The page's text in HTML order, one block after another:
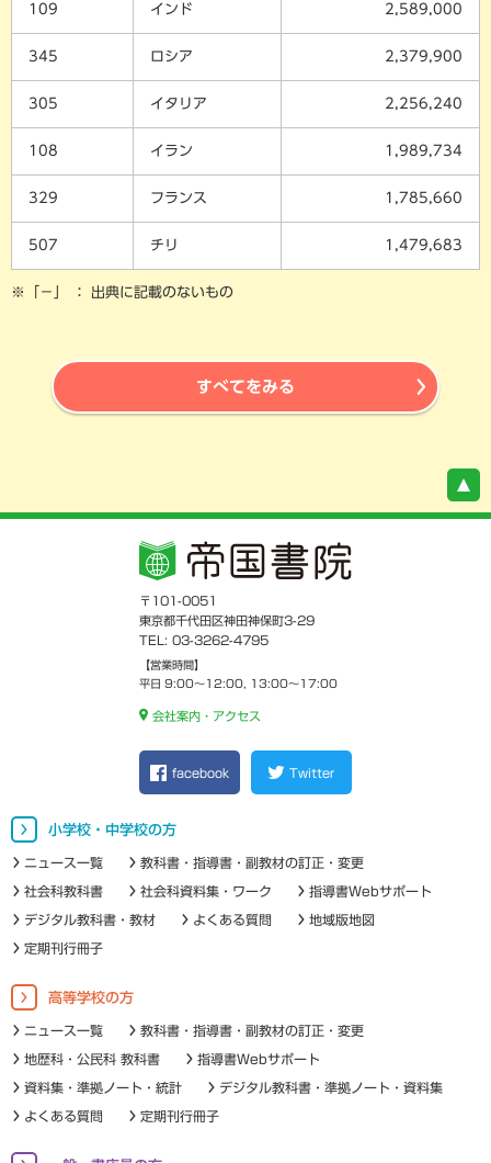
109 インド 2,589,000
345 ロシア 2,379,900
305 イタリア 2,256,240
108 イラン 1,989,734
329 フランス 1,785,660
507 チリ 1,479,683
※「－」 ： 出典に記載のないもの
すべてをみる
〒101-0051
東京都千代田区神田神保町3-29
TEL: 03-3262-4795
【営業時間】
平日 9:00～12:00, 13:00～17:00
会社案内・アクセス
facebook Twitter
小学校・中学校の方
ニュース一覧 教科書・指導書・副教材の訂正・変更
社会科教科書 社会科資料集・ワーク 指導書Webサポート
デジタル教科書・教材 よくある質問 地域版地図
定期刊行冊子
高等学校の方
ニュース一覧 教科書・指導書・副教材の訂正・変更
地歴科・公民科 教科書 指導書Webサポート
資料集・準拠ノート・統計 デジタル教科書・準拠ノート・資料集
よくある質問 定期刊行冊子